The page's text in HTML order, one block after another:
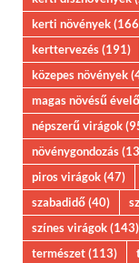
kerti növények
kerttervezés(191)
közepes növények
magas növésű
népszerű virágok
növénygondozás
piros virágok(47)
szabadidő(40)
színes virágok(143)
természet(113)